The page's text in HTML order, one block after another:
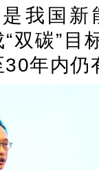
我国
双碳”目
年内仍